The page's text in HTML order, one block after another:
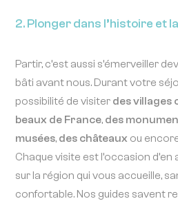
2. Plonger dans l’histoire et
Partir, c’est aussi s’émerveiller
bâti avant nous. Durant votre
possibilité de visiter des villages
beaux de France, des
musées, des châteaux ou
Chaque visite est l’occasion
sur la région qui vous accueille,
confortable. Nos guides savent